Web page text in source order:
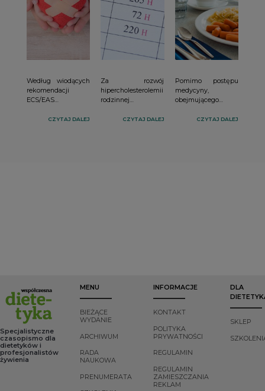
Według wiodących
rekomendacji
ECS/EAS
opublikowane 31
CZYTAJ DALEJ
Za rozwój
hipercholesterolemii
rodzinnej
mutacja jednego z
CZYTAJ DALEJ
Pomimo postępu
medycyny,
obejmującego
innowacyjne
żywienie może stać
się przydatne w
procesie leczenia,
szczególnie w
przypadku ran o
tzw. przewlekłym
silnie podkreśla się
wagę właściwego
stanu odżywienia.
CZYTAJ DALEJ
Specjalistyczne
czasopismo dla
dietetyków i
profesjonalistów
żywienia
MENU
BIEŻĄCE
WYDANIE
ARCHIWUM
RADA
NAUKOWA
PRENUMERATA
INFORMACJE
KONTAKT
POLITYKA
PRYWATNOŚCI
REGULAMIN
REGULAMIN
ZAMIESZCZANIA
REKLAM
DLA
SKLEP